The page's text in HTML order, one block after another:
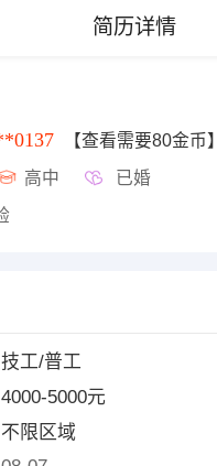
简历详情
【查看需要80金币】
高中 已婚
技工/普工
4000-5000元
不限区域